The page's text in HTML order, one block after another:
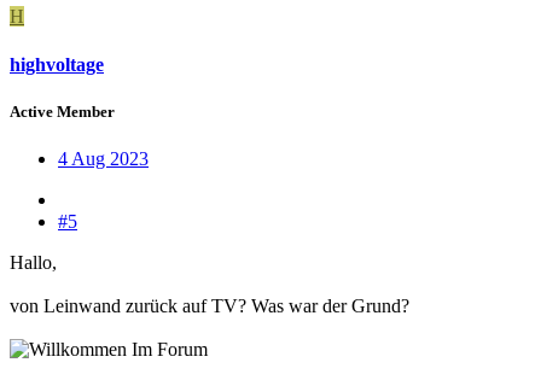
H
highvoltage
Active Member
4 Aug 2023
#5
Hallo,
von Leinwand zurück auf TV? Was war der Grund?